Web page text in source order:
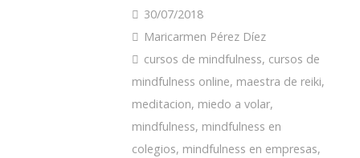
30/07/2018
Maricarmen Pérez Díez
cursos de mindfulness, cursos de
mindfulness online, maestra de reiki,
meditacion, miedo a volar,
mindfulness, mindfulness en
colegios, mindfulness en empresas,